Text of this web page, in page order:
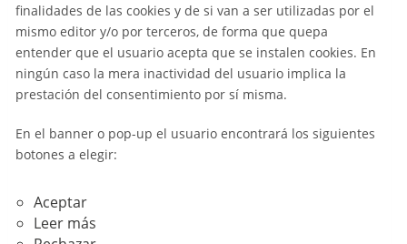
finalidades de las cookies y de si van a ser utilizadas por el
mismo editor y/o por terceros, de forma que quepa
entender que el usuario acepta que se instalen cookies. En
ningún caso la mera inactividad del usuario implica la
prestación del consentimiento por sí misma.
En el banner o pop-up el usuario encontrará los siguientes
botones a elegir:
Aceptar
Leer más